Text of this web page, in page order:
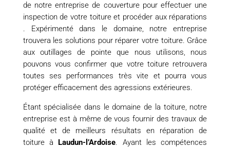
de notre entreprise de couverture pour effectuer une
inspection de votre toiture et procéder aux réparations
. Expérimenté dans le domaine, notre entreprise
trouvera les solutions pour réparer votre toiture. Grâce
aux outillages de pointe que nous utilisons, nous
pouvons vous confirmer que votre toiture retrouvera
toutes ses performances très vite et pourra vous
protéger efficacement des agressions extérieures.
Étant spécialisée dans le domaine de la toiture, notre
entreprise est à même de vous fournir des travaux de
qualité et de meilleurs résultats en réparation de
toiture à Laudun-l’Ardoise. Ayant les compétences